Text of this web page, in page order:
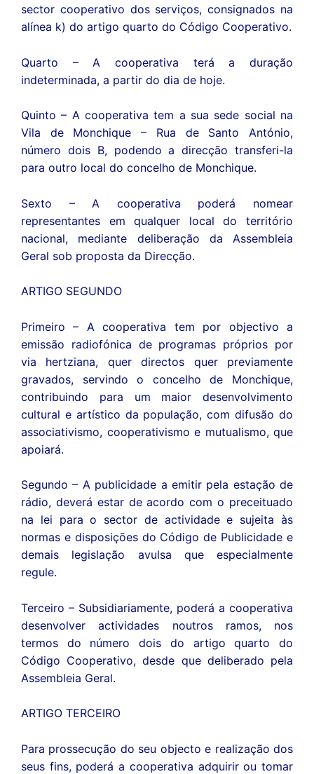
sector cooperativo dos serviços, consignados na
alínea k) do artigo quarto do Código Cooperativo.
Quarto – A cooperativa terá a duração
indeterminada, a partir do dia de hoje.
Quinto – A cooperativa tem a sua sede social na
Vila de Monchique – Rua de Santo António,
número dois B, podendo a direcção transferi-la
para outro local do concelho de Monchique.
Sexto – A cooperativa poderá nomear
representantes em qualquer local do território
nacional, mediante deliberação da Assembleia
Geral sob proposta da Direcção.
ARTIGO SEGUNDO
Primeiro – A cooperativa tem por objectivo a
emissão radiofónica de programas próprios por
via hertziana, quer directos quer previamente
gravados, servindo o concelho de Monchique,
contribuindo para um maior desenvolvimento
cultural e artístico da população, com difusão do
associativismo, cooperativismo e mutualismo, que
apoiará.
Segundo – A publicidade a emitir pela estação de
rádio, deverá estar de acordo com o preceituado
na lei para o sector de actividade e sujeita às
normas e disposições do Código de Publicidade e
demais legislação avulsa que especialmente
regule.
Terceiro – Subsidiariamente, poderá a cooperativa
desenvolver actividades noutros ramos, nos
termos do número dois do artigo quarto do
Código Cooperativo, desde que deliberado pela
Assembleia Geral.
ARTIGO TERCEIRO
Para prossecução do seu objecto e realização dos
seus fins, poderá a cooperativa adquirir ou tomar